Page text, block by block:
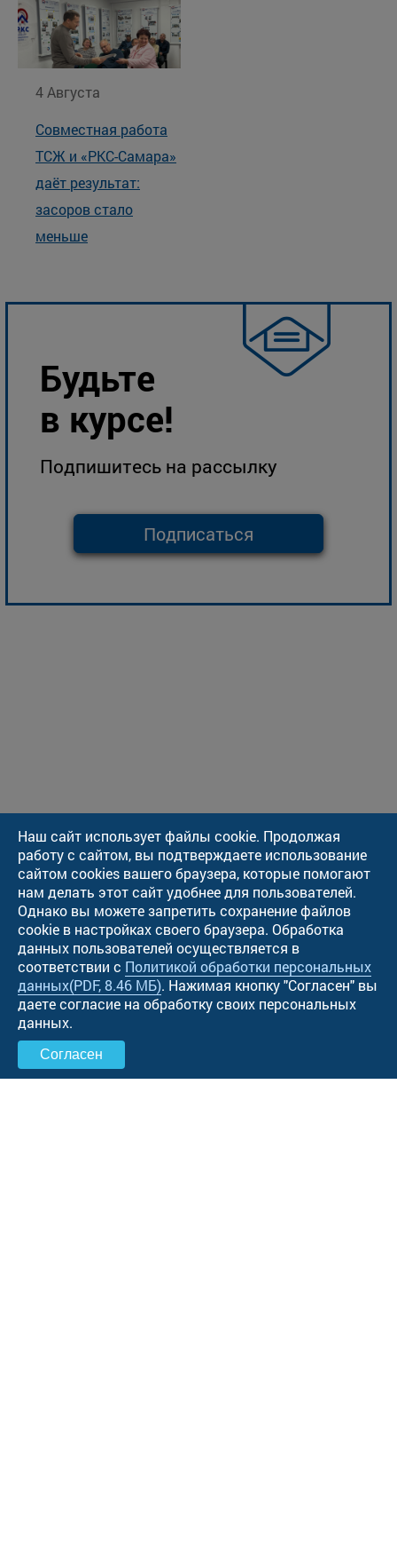
Будьте
в курсе!
Подпишитесь на рассылку
Подписаться
4 Августа
Совместная работа
ТСЖ и «РКС-Самара»
даёт результат:
засоров стало
меньше
Наш сайт использует файлы cookie. Продолжая
работу с сайтом, вы подтверждаете использование
сайтом cookies вашего браузера, которые помогают
нам делать этот сайт удобнее для пользователей.
Однако вы можете запретить сохранение файлов
cookie в настройках своего браузера. Обработка
данных пользователей осуществляется в
соответствии с Политикой обработки персональных
данных(PDF, 8.46 МБ). Нажимая кнопку "Cогласен" вы
даете согласие на обработку своих персональных
данных.
Согласен